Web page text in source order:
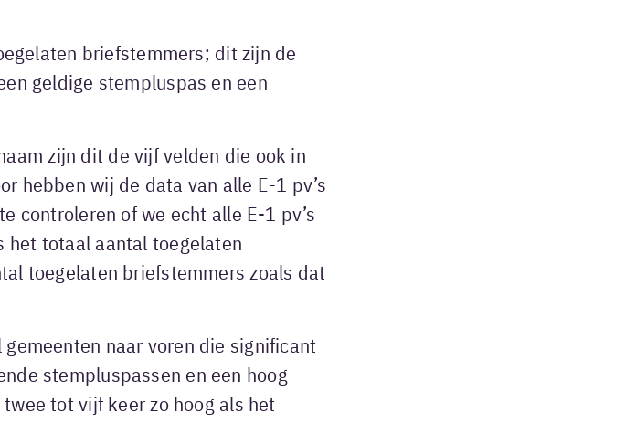
briefstemmers; dit zijn de
geldige stempluspas en een
zijn dit de vijf velden die ook in
hebben wij de data van alle E-1 pv’s
controleren of we echt alle E-1 pv’s
het totaal aantal toegelaten
toegelaten briefstemmers zoals dat
naar voren die significant
stempluspassen en een hoog
tot vijf keer zo hoog als het